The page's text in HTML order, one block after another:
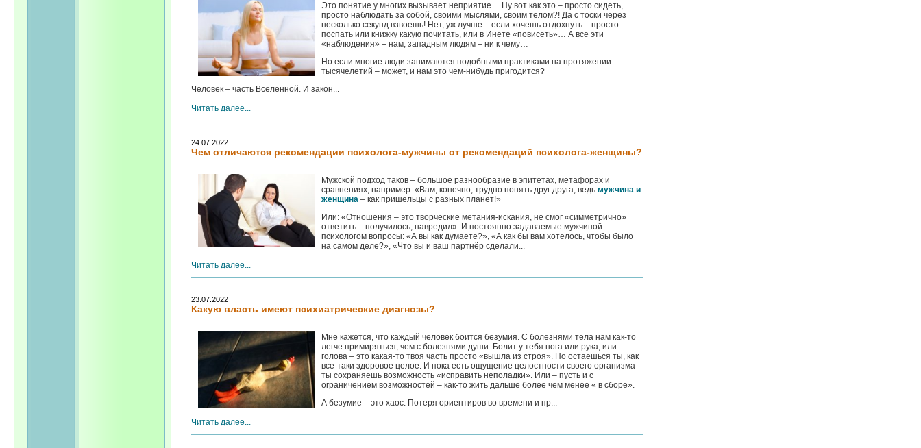
Это понятие у многих вызывает неприятие… Ну вот как это – просто сидеть,
просто наблюдать за собой, своими мыслями, своим телом?! Да с тоски через
несколько секунд взвоешь! Нет, уж лучше – если хочешь отдохнуть – просто
поспать или книжку какую почитать, или в Инете «повисеть»… А все эти
«наблюдения» – нам, западным людям – ни к чему…
Но если многие люди занимаются подобными практиками на протяжении
тысячелетий – может, и нам это чем-нибудь пригодится?
Человек – часть Вселенной. И закон...
Читать далее...
24.07.2022
Чем отличаются рекомендации психолога-мужчины от рекомендаций психолога-женщины?
Мужской подход таков – большое разнообразие в эпитетах, метафорах и
сравнениях, например: «Вам, конечно, трудно понять друг друга, ведь мужчина и
женщина – как пришельцы с разных планет!»
Или: «Отношения – это творческие метания-искания, не смог «симметрично»
ответить – получилось, навредил». И постоянно задаваемые мужчиной-
психологом вопросы: «А вы как думаете?», «А как бы вам хотелось, чтобы было
на самом деле?», «Что вы и ваш партнёр сделали...
Читать далее...
23.07.2022
Какую власть имеют психиатрические диагнозы?
Мне кажется, что каждый человек боится безумия. С болезнями тела нам как-то
легче примиряться, чем с болезнями души. Болит у тебя нога или рука, или
голова – это какая-то твоя часть просто «вышла из строя». Но остаешься ты, как
все-таки здоровое целое. И пока есть ощущение целостности своего организма –
ты сохраняешь возможность «исправить неполадки». Или – пусть и с
ограничением возможностей – как-то жить дальше более чем менее « в сборе».
А безумие – это хаос. Потеря ориентиров во времени и пр...
Читать далее...